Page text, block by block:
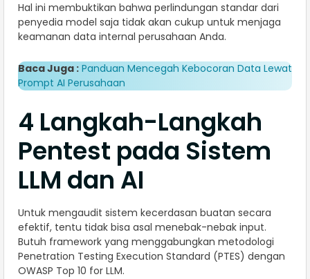
Hal ini membuktikan bahwa perlindungan standar dari
penyedia model saja tidak akan cukup untuk menjaga
keamanan data internal perusahaan Anda.
Baca Juga : Panduan Mencegah Kebocoran Data Lewat
Prompt AI Perusahaan
4 Langkah-Langkah
Pentest pada Sistem
LLM dan AI
Untuk mengaudit sistem kecerdasan buatan secara
efektif, tentu tidak bisa asal menebak-nebak input.
Butuh framework yang menggabungkan metodologi
Penetration Testing Execution Standard (PTES) dengan
OWASP Top 10 for LLM.